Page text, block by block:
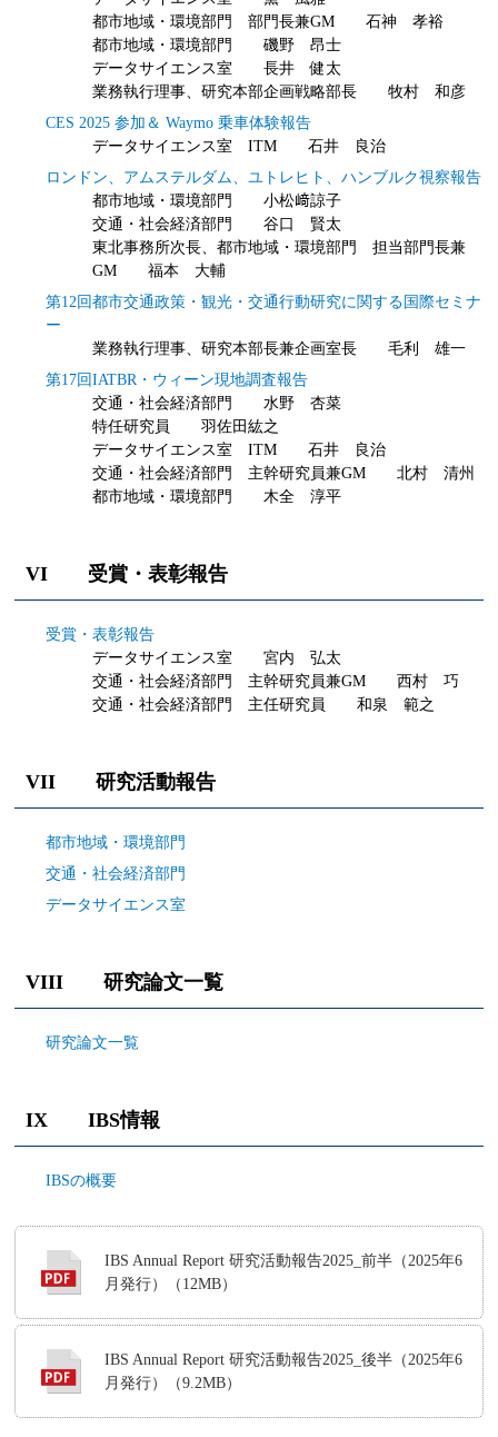
都市地域・環境部門 部門長兼GM 石神 孝裕
都市地域・環境部門 磯野 昂士
データサイエンス室 長井 健太
業務執行理事、研究本部企画戦略部長 牧村 和彦
CES 2025 参加＆ Waymo 乗車体験報告
データサイエンス室 ITM 石井 良治
ロンドン、アムステルダム、ユトレヒト、ハンブルク視察報告
都市地域・環境部門 小松﨑諒子
交通・社会経済部門 谷口 賢太
東北事務所次長、都市地域・環境部門 担当部門長兼
GM 福本 大輔
第12回都市交通政策・観光・交通行動研究に関する国際セミナ
ー
業務執行理事、研究本部長兼企画室長 毛利 雄一
第17回IATBR・ウィーン現地調査報告
交通・社会経済部門 水野 杏菜
特任研究員 羽佐田紘之
データサイエンス室 ITM 石井 良治
交通・社会経済部門 主幹研究員兼GM 北村 清州
都市地域・環境部門 木全 淳平
VI 受賞・表彰報告
受賞・表彰報告
データサイエンス室 宮内 弘太
交通・社会経済部門 主幹研究員兼GM 西村 巧
交通・社会経済部門 主任研究員 和泉 範之
VII 研究活動報告
都市地域・環境部門
交通・社会経済部門
データサイエンス室
VIII 研究論文一覧
研究論文一覧
IX IBS情報
IBSの概要
IBS Annual Report 研究活動報告2025_前半（2025年6
月発行）（12MB）
IBS Annual Report 研究活動報告2025_後半（2025年6
月発行）（9.2MB）